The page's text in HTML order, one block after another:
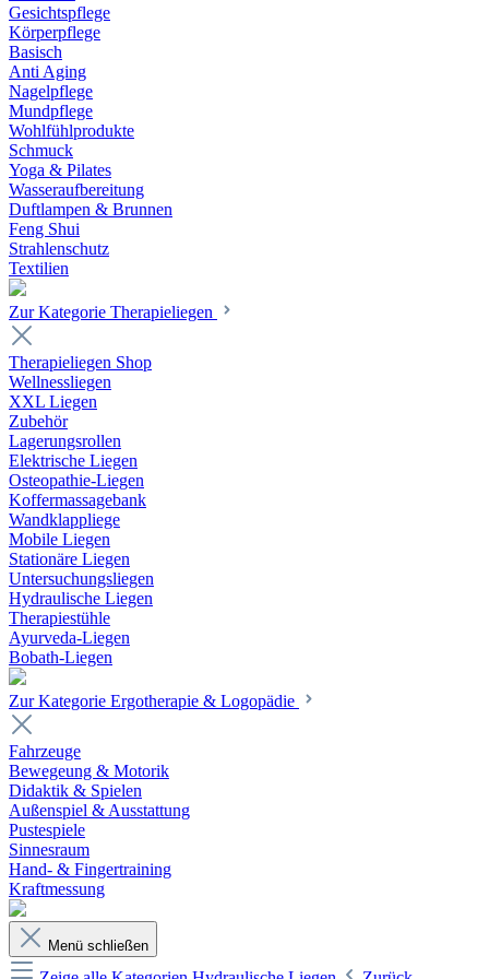
Gesichtspflege
Körperpflege
Basisch
Anti Aging
Nagelpflege
Mundpflege
Wohlfühlprodukte
Schmuck
Yoga & Pilates
Wasseraufbereitung
Duftlampen & Brunnen
Feng Shui
Strahlenschutz
Textilien
Zur Kategorie Therapieliegen
Therapieliegen Shop
Wellnessliegen
XXL Liegen
Zubehör
Lagerungsrollen
Elektrische Liegen
Osteopathie-Liegen
Koffermassagebank
Wandklappliege
Mobile Liegen
Stationäre Liegen
Untersuchungsliegen
Hydraulische Liegen
Therapiestühle
Ayurveda-Liegen
Bobath-Liegen
Zur Kategorie Ergotherapie & Logopädie
Fahrzeuge
Bewegeung & Motorik
Didaktik & Spielen
Außenspiel & Ausstattung
Pustespiele
Sinnesraum
Hand- & Fingertraining
Kraftmessung
Menü schließen